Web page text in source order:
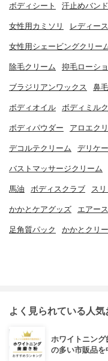
ボディシート 汗止めバンド
女性用カミソリ レディー
女性用シェービングクリー
除毛クリーム 抑毛ローシ
ブラジリアンワックス 鼻
ボディオイル ボディミルク
ボディパウダー アロエク
デコルテクリーム デリケ
バストマッサージクリーム
馬油 ボディスクラブ ス
かかとケアグッズ エアー
足角質パック かかとクリ
よく見られている人
ホワイトニング
の多い市販品を